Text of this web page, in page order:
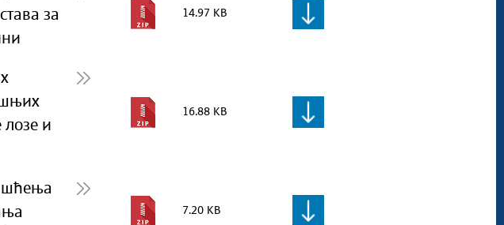
за
14.97 KB
лозе и
16.88 KB
7.20 KB